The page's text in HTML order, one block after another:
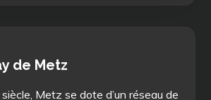
de Metz
Metz se dote d’un réseau de